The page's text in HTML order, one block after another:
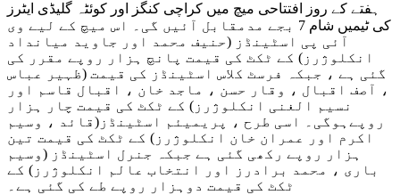
ہفتے کے روز افتتاحی میچ میں کراچی کنگز اور کوئٹہ گلیڈی ایٹرز
کی ٹیمیں شام 7 بجے مدمقابل آئیں گی۔ اس میچ کے لیے وی
آئی پی اسٹینڈز (حنیف محمد اور جاوید میانداد
انکلوژرز) کے ٹکٹ کی قیمت پانچ ہزار روپے مقرر کی
گئی ہے ، جبکہ فرسٹ کلاس اسٹینڈز کی قیمت (ظہیر عباس
، آصف اقبال ، وقار حسن ، ماجد خان ، اقبال قاسم اور
نسیم الغنی انکلوژرز) کے ٹکٹ کی قیمت چار ہزار
روپےہوگی۔ اسی طرح ، پریمیئم اسٹینڈز(قائد ، وسیم
اکرم اور عمران خان انکلوژرز) کے ٹکٹ کی قیمت تین
ہزار روپے رکھی گئی ہے جبکہ جنرل اسٹینڈز (وسیم
باری ، محمد برادرز اور انتخاب عالم انکلوژرز) کے
ٹکٹ کی قیمت دوہزار روپے طے کی گئی ہے۔